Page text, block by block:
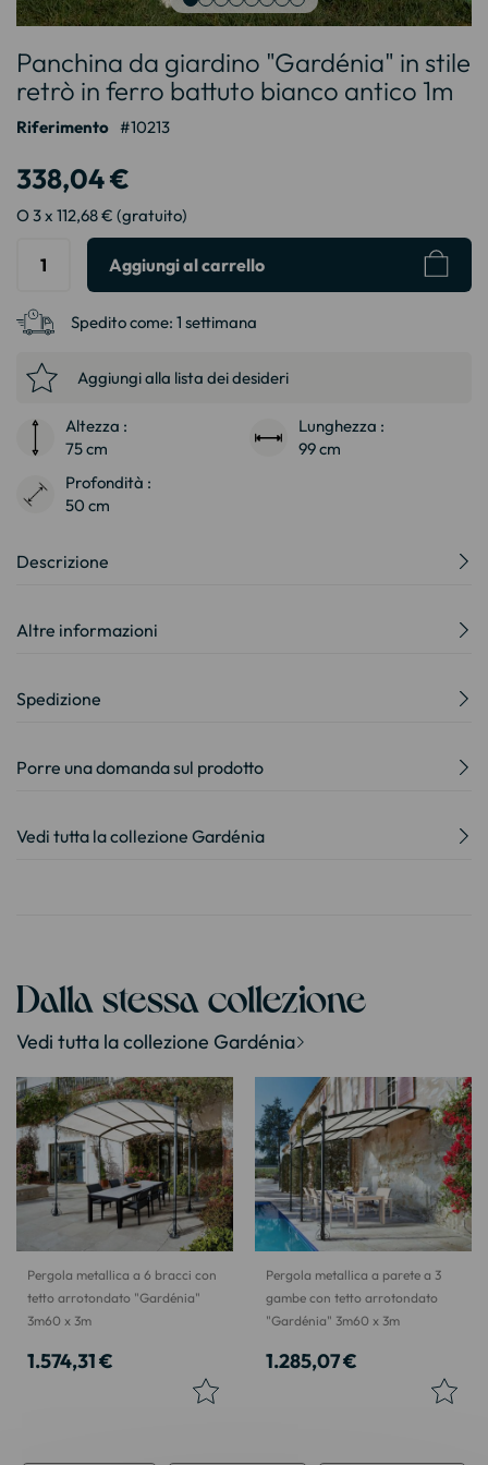
all'inizio
della
galleria
di
Panchina da giardino "Gardénia" in stile
retrò in ferro battuto bianco antico 1m
Riferimento 10213
338,04 €
O 3 x 112,68 € (gratuito)
Aggiungi al carrello
Spedito come: 1 settimana
Aggiungi alla lista dei desideri
Altezza :
75 cm
Lunghezza :
99 cm
Profondità :
50 cm
Descrizione
Altre informazioni
Spedizione
Porre una domanda sul prodotto
Vedi tutta la collezione Gardénia
Dalla stessa collezione
Vedi tutta la collezione Gardénia
Pergola metallica a 6 bracci con
tetto arrotondato "Gardénia"
3m60 x 3m
1.574,31 €
Pergola metallica a parete a 3
gambe con tetto arrotondato
"Gardénia" 3m60 x 3m
1.285,07 €